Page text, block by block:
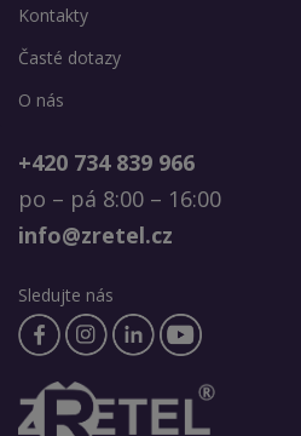
Kontakty
Časté dotazy
O nás
+420 734 839 966
po – pá 8:00 – 16:00
info@zretel.cz
Sledujte nás